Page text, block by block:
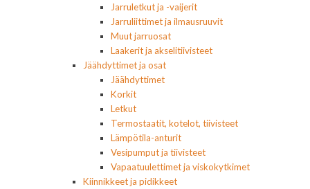
Jarruletkut ja -vaijerit
Jarruliittimet ja ilmausruuvit
Muut jarruosat
Laakerit ja akselitiivisteet
Jäähdyttimet ja osat
Jäähdyttimet
Korkit
Letkut
Termostaatit, kotelot, tiivisteet
Lämpötila-anturit
Vesipumput ja tiivisteet
Vapaatuulettimet ja viskokytkimet
Kiinnikkeet ja pidikkeet